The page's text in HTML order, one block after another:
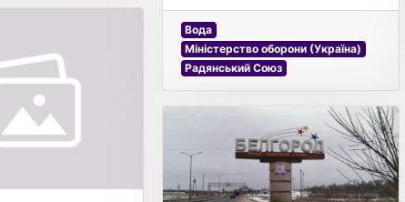
Вода
Міністерство оборони (Україна)
Радянський Союз